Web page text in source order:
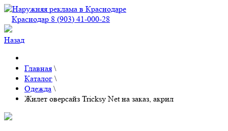
Краснодар 8 (903) 41-000-28
Назад
Главная \
Каталог \
Одежда \
Жилет оверсайз Tricksy Net на заказ, акрил